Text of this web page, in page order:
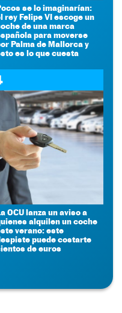
se lo imaginarían:
rey Felipe VI escoge un
de una marca
para moverse
Palma de Mallorca y
es lo que cuesta
OCU lanza un aviso a
alquilen un coche
verano: este
puede costarte
de euros